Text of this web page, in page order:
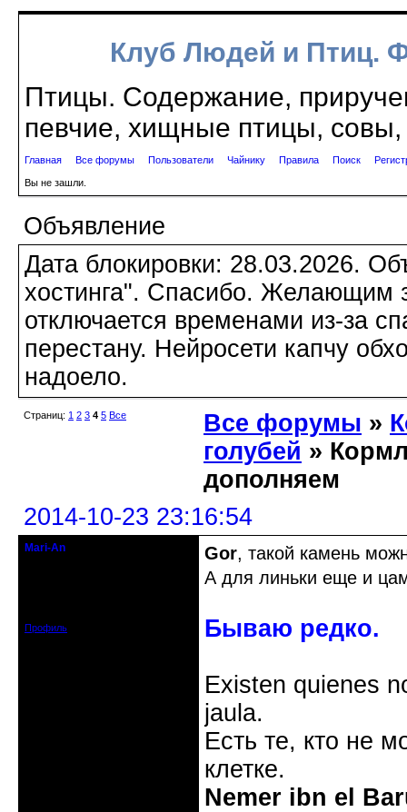
Клуб Людей и Птиц.
Птицы. Содержание,
певчие, хищные птицы, совы,
Главная Все форумы Пользователи Чайнику Правила Поиск
Вы не зашли.
Объявление
Дата блокировки: 28.03.2026.
хостинга". Спасибо. Желающим
отключается временами из-за
перестану. Нейросети капчу
надоело.
Страниц: 1 2 3 4 5 Все Все форумы »
голубей »
дополняем
2014-10-23 23:16:54
Mari-An
Профиль
Gor, такой камень
А для линьки еще и
Бываю редко.
Existen quienes
jaula.
Есть те, кто не
клетке.
Nemer ibn el